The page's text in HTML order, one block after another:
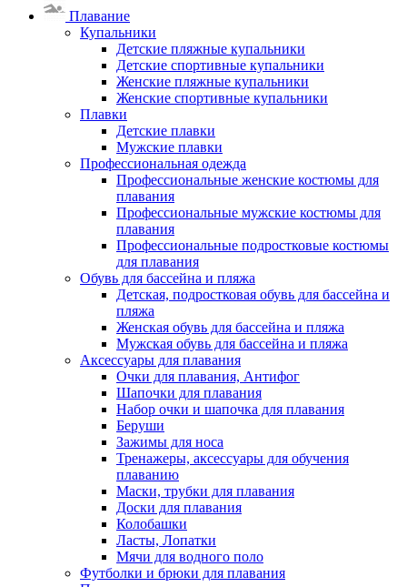
Плавание
Купальники
Детские пляжные купальники
Детские спортивные купальники
Женские пляжные купальники
Женские спортивные купальники
Плавки
Детские плавки
Мужские плавки
Профессиональная одежда
Профессиональные женские костюмы для
плавания
Профессиональные мужские костюмы для
плавания
Профессиональные подростковые костюмы
для плавания
Обувь для бассейна и пляжа
Детская, подростковая обувь для бассейна и
пляжа
Женская обувь для бассейна и пляжа
Мужская обувь для бассейна и пляжа
Аксессуары для плавания
Очки для плавания, Антифог
Шапочки для плавания
Набор очки и шапочка для плавания
Беруши
Зажимы для носа
Тренажеры, аксессуары для обучения
плаванию
Маски, трубки для плавания
Доски для плавания
Колобашки
Ласты, Лопатки
Мячи для водного поло
Футболки и брюки для плавания